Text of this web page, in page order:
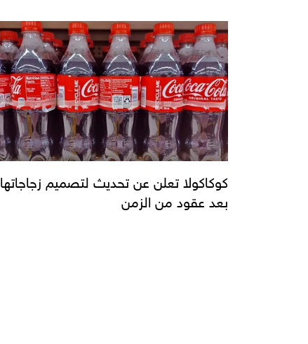
كوكاكولا تعلن عن تحديث لتصميم زجاجاتها
بعد عقود من الزمن